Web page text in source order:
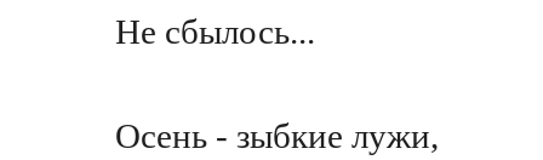
Не сбылось...
Осень - зыбкие лужи,